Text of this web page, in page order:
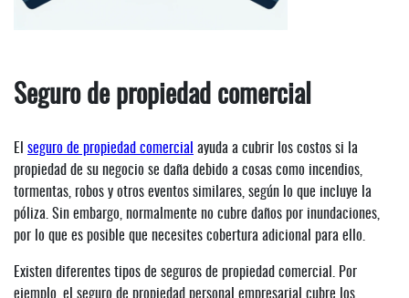
Seguro de propiedad comercial
El seguro de propiedad comercial ayuda a cubrir los costos si la
propiedad de su negocio se daña debido a cosas como incendios,
tormentas, robos y otros eventos similares, según lo que incluye la
póliza. Sin embargo, normalmente no cubre daños por inundaciones,
por lo que es posible que necesites cobertura adicional para ello.
Existen diferentes tipos de seguros de propiedad comercial. Por
ejemplo, el seguro de propiedad personal empresarial cubre los